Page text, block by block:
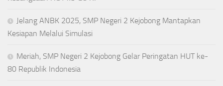
Jelang ANBK 2025, SMP Negeri 2 Kejobong Mantapkan
Kesiapan Melalui Simulasi
Meriah, SMP Negeri 2 Kejobong Gelar Peringatan HUT ke-
80 Republik Indonesia